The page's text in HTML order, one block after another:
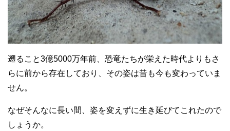
遡ること3億5000万年前、恐竜たちが栄えた時代よりもさ
らに前から存在しており、その姿は昔も今も変わっていま
せん。
なぜそんなに長い間、姿を変えずに生き延びてこれたので
しょうか。